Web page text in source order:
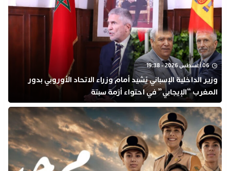
06 أغسطس 2026 - 19:38
وزير الداخلية الإسباني يُشيد أمام وزراء الاتحاد الأوروبي بدور
المغرب “الإيجابي” في احتواء أزمة سبتة